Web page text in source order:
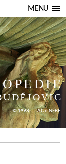
MENU
© 1998 — 2026 NEBE